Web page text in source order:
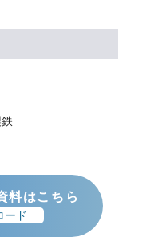
料はこちら
ード